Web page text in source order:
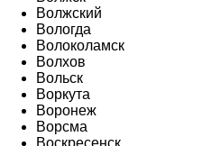
Волжский
Вологда
Волоколамск
Волхов
Вольск
Воркута
Воронеж
Ворсма
Воскресенск